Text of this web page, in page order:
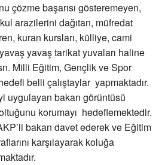
çözme başarısı gösteremeyen,
arazilerini dağıtan, müfredat
kuran kursları, külliye, cami
yavaş tarikat yuvaları haline
Milli Eğitim, Gençlik ve Spor
belli çalıştaylar yapmaktadır.
uygulayan bakan görüntüsü
korumayı hedeflemektedir.
bakan davet ederek ve Eğitim
karşılayarak koluğa